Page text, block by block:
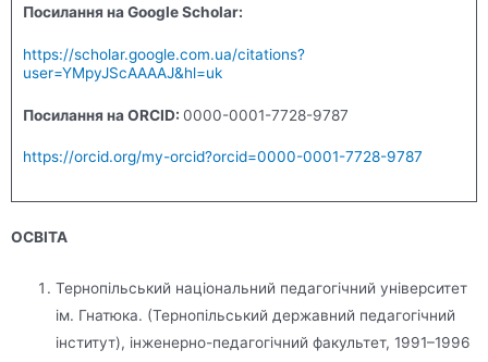
Посилання на Google Scholar:
https://scholar.google.com.ua/citations?
user=YMpyJScAAAAJ&hl=uk
Посилання на ORCID: 0000-0001-7728-9787
https://orcid.org/my-orcid?orcid=0000-0001-7728-9787
ОСВІТА
Тернопільський національний педагогічний університет
ім. Гнатюка. (Тернопільський державний педагогічний
інститут), інженерно-педагогічний факультет, 1991–1996